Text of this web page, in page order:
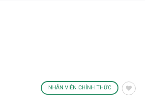
NHÂN VIÊN CHÍNH THỨC